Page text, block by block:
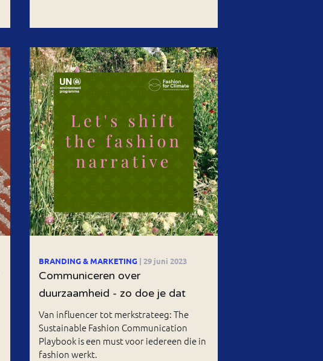
BRANDING & MARKETING | 29 juni 2023
Communiceren over
duurzaamheid - zo doe je dat
Van influencer tot merkstrateeg: The
Sustainable Fashion Communication
Playbook is een must voor iedereen die in
fashion werkt.